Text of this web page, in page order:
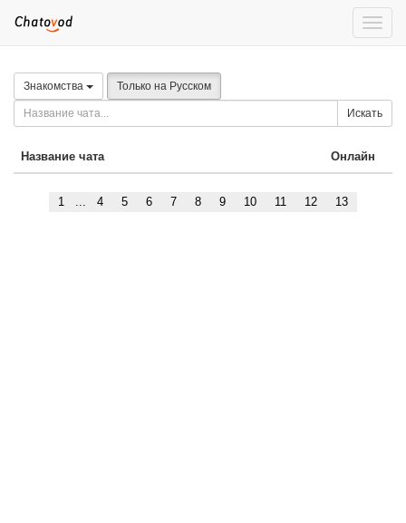
Toggle
Знакомства Только на Русском
Искать
Название чата Онлайн
1 ... 4 5 6 7 8 9 10 11 12 13